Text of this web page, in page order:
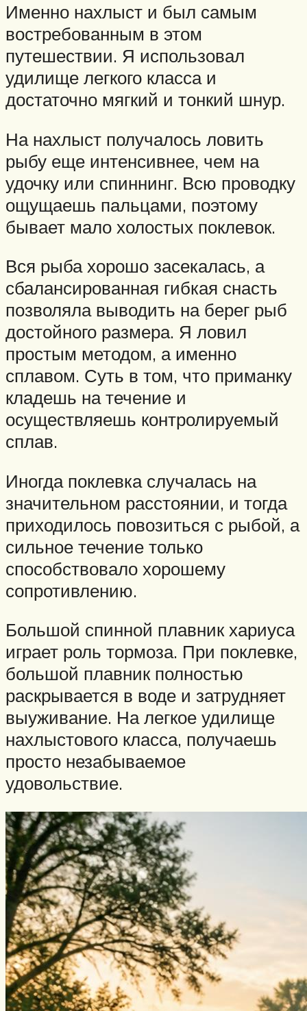
Именно нахлыст и был самым
востребованным в этом
путешествии. Я использовал
удилище легкого класса и
достаточно мягкий и тонкий шнур.
На нахлыст получалось ловить
рыбу еще интенсивнее, чем на
удочку или спиннинг. Всю проводку
ощущаешь пальцами, поэтому
бывает мало холостых поклевок.
Вся рыба хорошо засекалась, а
сбалансированная гибкая снасть
позволяла выводить на берег рыб
достойного размера. Я ловил
простым методом, а именно
сплавом. Суть в том, что приманку
кладешь на течение и
осуществляешь контролируемый
сплав.
Иногда поклевка случалась на
значительном расстоянии, и тогда
приходилось повозиться с рыбой, а
сильное течение только
способствовало хорошему
сопротивлению.
Большой спинной плавник хариуса
играет роль тормоза. При поклевке,
большой плавник полностью
раскрывается в воде и затрудняет
выуживание. На легкое удилище
нахлыстового класса, получаешь
просто незабываемое
удовольствие.